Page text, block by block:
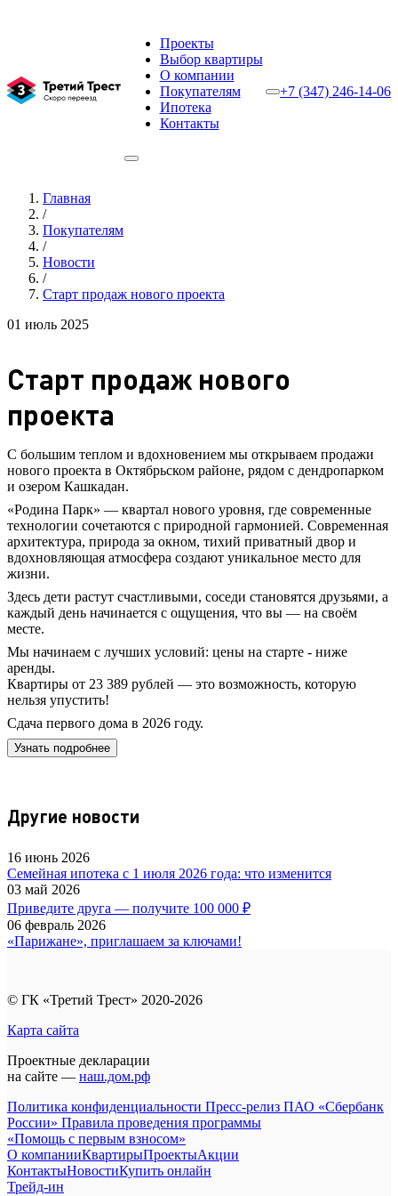
Проекты
Выбор квартиры
О компании
Покупателям
Ипотека
Контакты
+7 (347) 246-14-06
Главная
/
Покупателям
/
Новости
/
Старт продаж нового проекта
01 июль 2025
Старт продаж нового
проекта
С большим теплом и вдохновением мы открываем продажи
нового проекта в Октябрьском районе, рядом с дендропарком
и озером Кашкадан.
«Родина Парк» — квартал нового уровня, где современные
технологии сочетаются с природной гармонией. Современная
архитектура, природа за окном, тихий приватный двор и
вдохновляющая атмосфера создают уникальное место для
жизни.
Здесь дети растут счастливыми, соседи становятся друзьями, а
каждый день начинается с ощущения, что вы — на своём
месте.
Мы начинаем с лучших условий: цены на старте - ниже
аренды.
Квартиры от 23 389 рублей — это возможность, которую
нельзя упустить!
Сдача первого дома в 2026 году.
Узнать подробнее
Другие новости
16 июнь 2026
Семейная ипотека с 1 июля 2026 года: что изменится
03 май 2026
Приведите друга — получите 100 000 ₽
06 февраль 2026
«Парижане», приглашаем за ключами!
© ГК «Третий Трест» 2020-2026
Карта сайта
Проектные декларации
на сайте — наш.дом.рф
Политика конфиденциальности Пресс-релиз ПАО «Сбербанк
России» Правила проведения программы
«Помощь с первым взносом»
О компанииКвартирыПроектыАкции
КонтактыНовостиКупить онлайн
Трейд-ин